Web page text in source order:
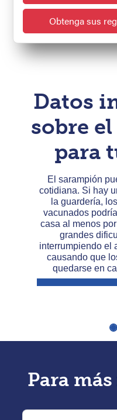
Obtenga sus
Datos
sobre
para
El sarampión puede
cotidiana. Si hay un
la guardería, los niños
vacunados podrían
casa al menos por 21
grandes
interrumpiendo el
causando que los
quedarse en casa y
Previous
Para